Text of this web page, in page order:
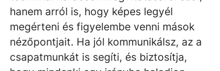
hanem arról is, hogy képes legyél
megérteni és figyelembe venni mások
nézőpontjait. Ha jól kommunikálsz, az a
csapatmunkát is segíti, és biztosítja,